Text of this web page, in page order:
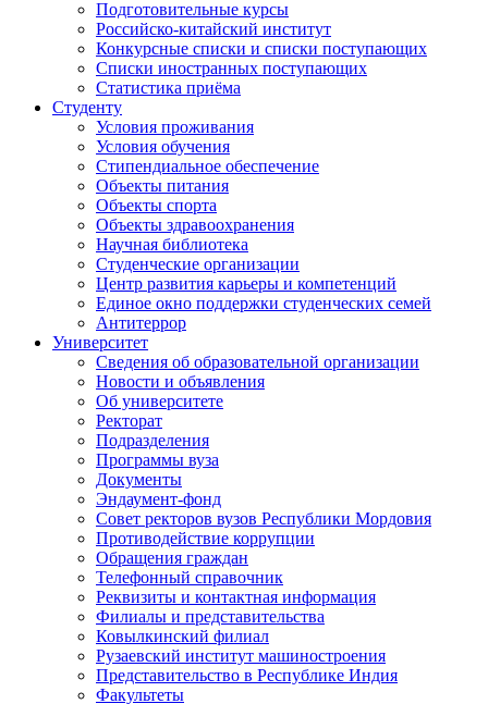
Подготовительные курсы
Российско-китайский институт
Конкурсные списки и списки поступающих
Списки иностранных поступающих
Статистика приёма
Студенту
Условия проживания
Условия обучения
Стипендиальное обеспечение
Объекты питания
Объекты спорта
Объекты здравоохранения
Научная библиотека
Студенческие организации
Центр развития карьеры и компетенций
Единое окно поддержки студенческих семей
Антитеррор
Университет
Сведения об образовательной организации
Новости и объявления
Об университете
Ректорат
Подразделения
Программы вуза
Документы
Эндаумент-фонд
Совет ректоров вузов Республики Мордовия
Противодействие коррупции
Обращения граждан
Телефонный справочник
Реквизиты и контактная информация
Филиалы и представительства
Ковылкинский филиал
Рузаевский институт машиностроения
Представительство в Республике Индия
Факультеты